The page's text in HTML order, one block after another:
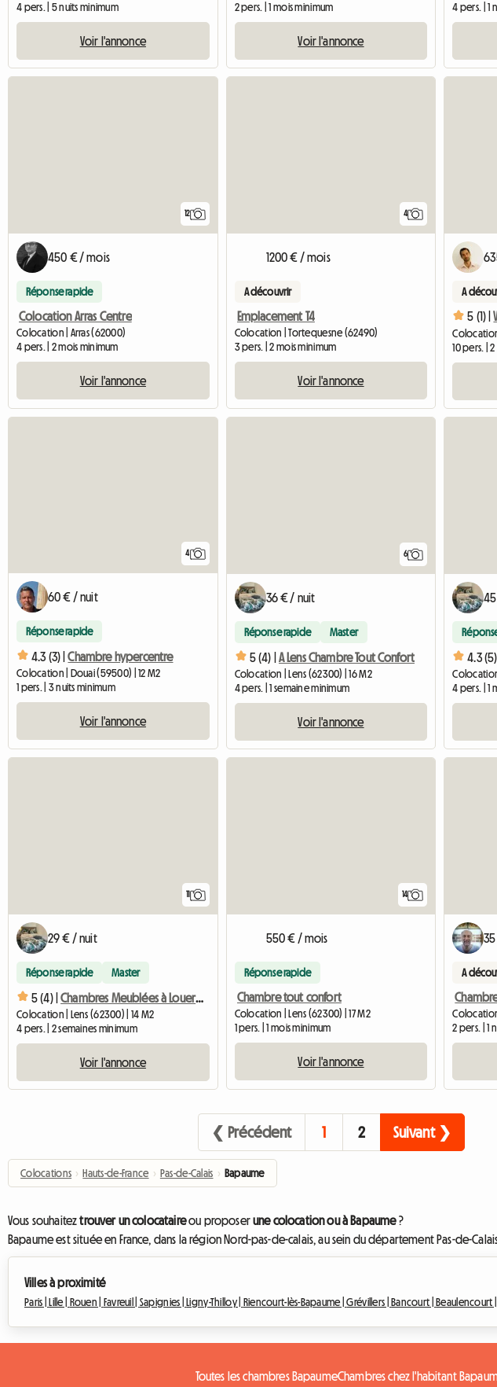
4 pers. | 5 nuits minimum
Voir l'annonce
2 pers. | 1 mois minimum
Voir l'annonce
4 pers. | 1
12
450 € / mois
Réponse rapide
Colocation Arras Centre
Colocation | Arras (62000)
4 pers. | 2 mois minimum
Voir l'annonce
4
1200 € / mois
A découvrir
Emplacement T4
Colocation | Tortequesne (62490)
3 pers. | 2 mois minimum
Voir l'annonce
A
5 (1) |
10 pers. |
4
60 € / nuit
Réponse rapide
4.3 (3) | Chambre hypercentre
Colocation | Douai (59500) | 12 M2
1 pers. | 3 nuits minimum
Voir l'annonce
6
36 € / nuit
Réponse rapide Master
5 (4) | A Lens Chambre Tout Confort
Colocation | Lens (62300) | 16 M2
4 pers. | 1 semaine minimum
Voir l'annonce
4.3 (5) |
4 pers. | 1
29 € / nuit
Réponse rapide Master
5 (4) | Chambres Meublées à Louer Tout Confort Lens
Colocation | Lens (62300) | 14 M2
4 pers. | 2 semaines minimum
Voir l'annonce
14
550 € / mois
Réponse rapide
Chambre tout confort
Colocation | Lens (62300) | 17 M2
1 pers. | 1 mois minimum
Voir l'annonce
A
2 pers. | 1
❮ Précédent 1 2 Suivant ❯
Colocations › Hauts-de-France › Pas-de-Calais › Bapaume
Vous souhaiteztrouver un colocataireou proposerune colocation ou à Bapaume?
Bapaume est située en France, dans la région Nord-pas-de-calais, au sein du département Pas-de-
Villes à proximité
Paris | Lille | Rouen | Favreuil | Sapignies | Ligny-Thilloy | Riencourt-lès-Bapaume |Grévillers | Bancourt | Beaulencourt |
Toutes les chambres BapaumeChambres chez l'habitant